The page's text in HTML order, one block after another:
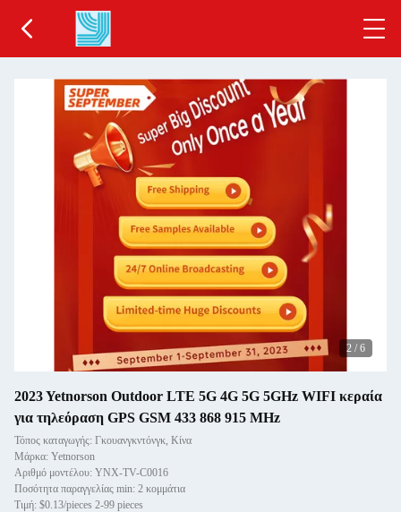
2 / 6
2023 Yetnorson Outdoor LTE 5G 4G 5G 5GHz WIFI κεραία
για τηλεόραση GPS GSM 433 868 915 MHz
Τόπος καταγωγής: Γκουανγκντόνγκ, Κίνα
Μάρκα: Yetnorson
Αριθμό μοντέλου: ΥΝΧ-TV-C0016
Ποσότητα παραγγελίας min: 2 κομμάτια
Τιμή: $0.13/pieces 2-99 pieces